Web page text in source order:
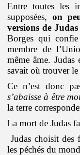
Entre toutes les
supposées, on
versions de
Borges qui
membre de
même âme.
savait où trouver le
Ce n’est donc
s’abaisse à être
la terre
La mort de Judas
Judas choisit des
les péchés du